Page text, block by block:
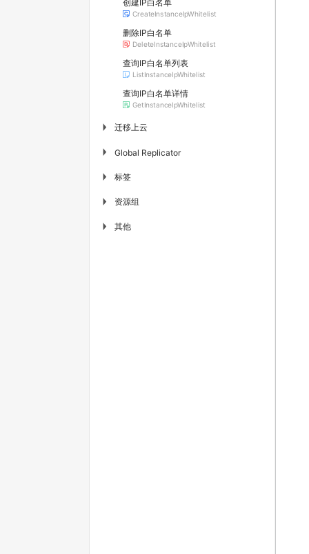
创建IP白名单
CreateInstanceIpWhitelist
删除IP白名单
DeleteInstanceIpWhitelist
查询IP白名单列表
ListInstanceIpWhitelist
查询IP白名单详情
GetInstanceIpWhitelist
▶ 迁移上云
▶ Global Replicator
▶ 标签
▶ 资源组
▶ 其他